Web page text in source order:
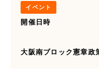
イベント
開催日時
大阪南ブロック憲章